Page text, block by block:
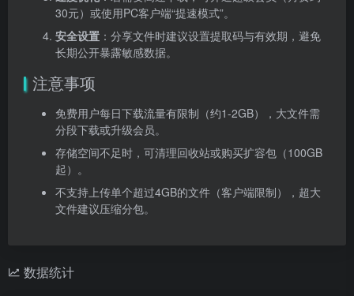
30元）或使用PC客户端“提速模式”。
安全设置 ：分享文件时建议设置提取码与有效期，避免
长期公开暴露敏感数据。
注意事项
免费用户每日下载流量有限制（约1-2GB），大文件需
分段下载或升级会员。
存储空间不足时，可清理回收站或购买扩容包（100GB
起）。
不支持上传单个超过4GB的文件（客户端限制），超大
文件建议压缩分包。
数据统计